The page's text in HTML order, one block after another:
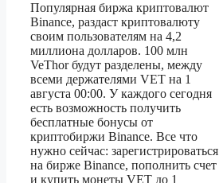
Популярная биржа криптовалют
Binance, раздаст криптовалюту
своим пользователям на 4,2
миллиона долларов. 100 млн
VeThor будут разделены, между
всеми держателями VET на 1
августа 00:00. У каждого сегодня
есть возможность получить
бесплатные бонусы от
криптобиржи Binance. Все что
нужно сейчас: зарегистрироваться
на бирже Binance, пополнить счет
и купить монеты VET до 1